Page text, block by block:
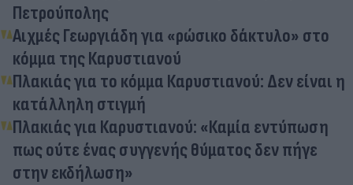
Πετρούπολης
Αιχμές Γεωργιάδη για «ρώσικο δάκτυλο» στο
κόμμα της Καρυστιανού
Πλακιάς για το κόμμα Καρυστιανού: Δεν είναι η
κατάλληλη στιγμή
Πλακιάς για Καρυστιανού: «Καμία εντύπωση
πως ούτε ένας συγγενής θύματος δεν πήγε
στην εκδήλωση»